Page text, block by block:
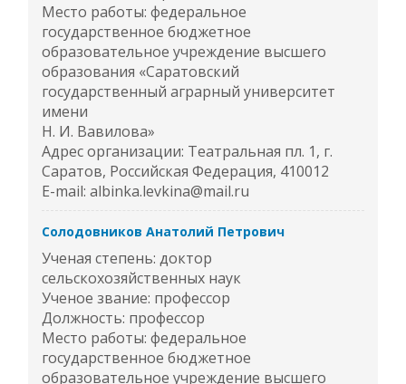
Место работы: федеральное
государственное бюджетное
образовательное учреждение высшего
образования «Саратовский
государственный аграрный университет
имени
Н. И. Вавилова»
Адрес организации: Театральная пл. 1, г.
Саратов, Российская Федерация, 410012
E-mail: albinka.levkina@mail.ru
Солодовников Анатолий Петрович
Ученая степень: доктор
сельскохозяйственных наук
Ученое звание: профессор
Должность: профессор
Место работы: федеральное
государственное бюджетное
образовательное учреждение высшего